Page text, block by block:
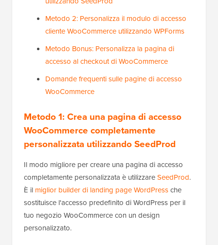
Metodo 2: Personalizza il modulo di accesso
cliente WooCommerce utilizzando WPForms
Metodo Bonus: Personalizza la pagina di
accesso al checkout di WooCommerce
Domande frequenti sulle pagine di accesso
WooCommerce
Metodo 1: Crea una pagina di accesso
WooCommerce completamente
personalizzata utilizzando SeedProd
Il modo migliore per creare una pagina di accesso
completamente personalizzata è utilizzareSeedProd.
È il miglior builder di landing page WordPressche
sostituisce l'accesso predefinito di WordPress per il
tuo negozio WooCommerce con un design
personalizzato.